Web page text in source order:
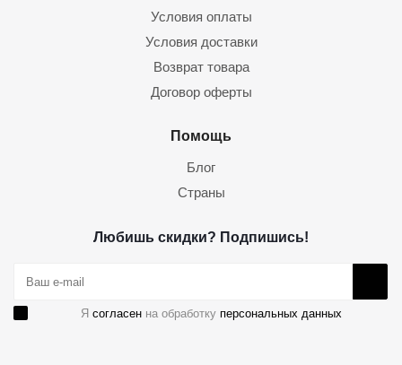
Условия оплаты
Условия доставки
Возврат товара
Договор оферты
Помощь
Блог
Страны
Любишь скидки? Подпишись!
Я согласен на обработку персональных данных